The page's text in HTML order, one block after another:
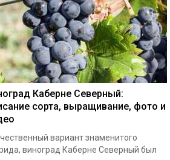
Каберне Северный:
сорта, выращивание, фото и
вариант знаменитого
виноград Каберне Северный был